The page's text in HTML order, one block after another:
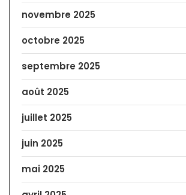
novembre 2025
octobre 2025
septembre 2025
août 2025
juillet 2025
juin 2025
mai 2025